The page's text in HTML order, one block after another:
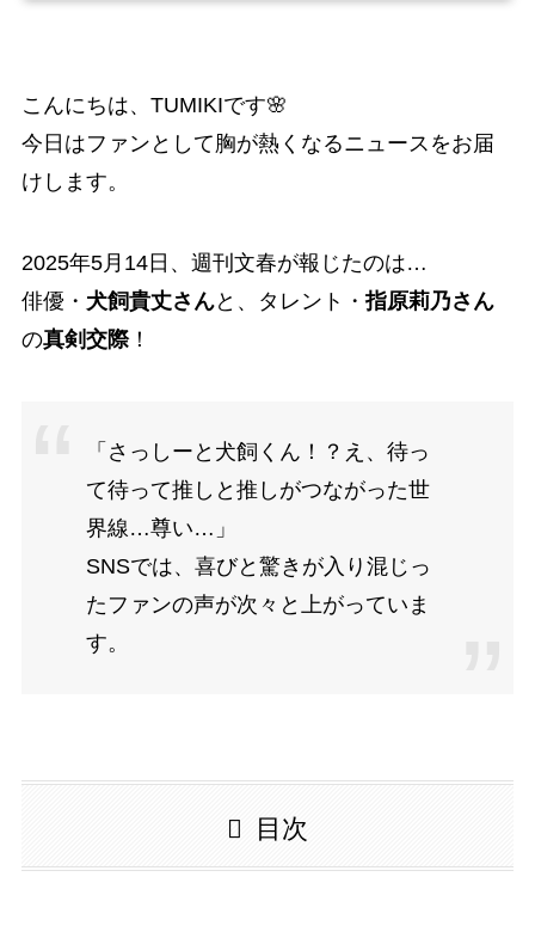
こんにちは、TUMIKIです🌸
今日はファンとして胸が熱くなるニュースをお届
けします。
2025年5月14日、週刊文春が報じたのは…
俳優・ 犬飼貴丈さんと、タレント・指原莉乃さん
の真剣交際！
「さっしーと犬飼くん！？え、待っ
て待って推しと推しがつながった世
界線…尊い…」
SNSでは、喜びと驚きが入り混じっ
たファンの声が次々と上がっていま
す。
目次